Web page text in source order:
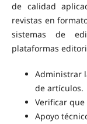
de calidad
revistas en
sistemas de
plataformas
Administrar
de artículos.
Verificar
Apoyo